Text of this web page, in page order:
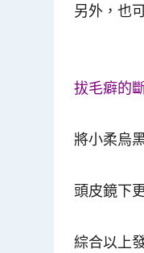
另外，也
拔毛癖的
將小柔烏
頭皮鏡下
綜合以上